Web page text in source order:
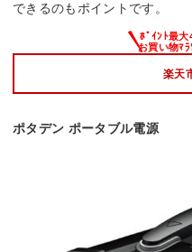
できるのもポイントです。
楽天
ポタデン ポータブル電源